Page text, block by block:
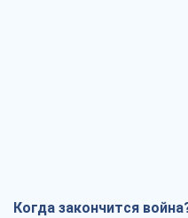
Когда закончится